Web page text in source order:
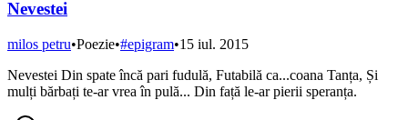
Nevestei
milos petru•Poezie•#epigram•15 iul. 2015
Nevestei Din spate încă pari fudulă, Futabilă ca...coana Tanța, Și
mulți bărbați te-ar vrea în pulă... Din față le-ar pierii speranța.